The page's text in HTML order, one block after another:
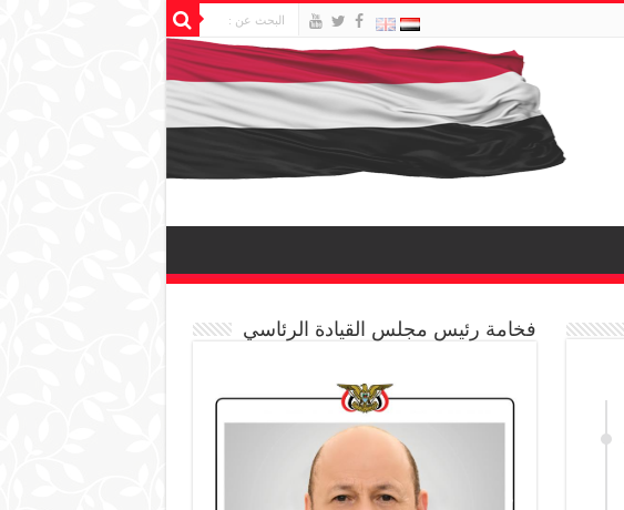
فخامة رئيس مجلس القيادة الرئاسي